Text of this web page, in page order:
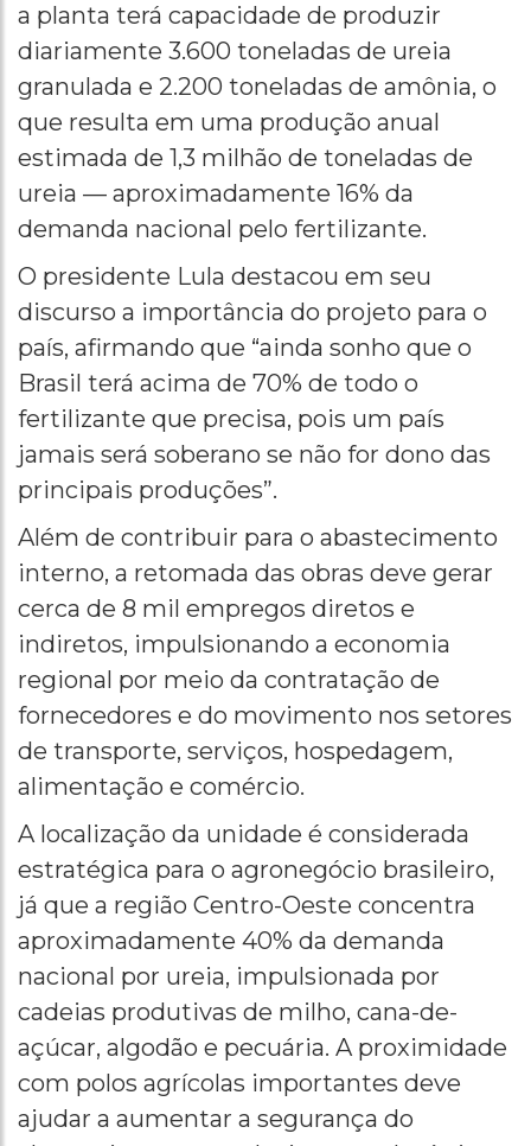
a planta terá capacidade de produzir
diariamente 3.600 toneladas de ureia
granulada e 2.200 toneladas de amônia, o
que resulta em uma produção anual
estimada de 1,3 milhão de toneladas de
ureia — aproximadamente 16% da
demanda nacional pelo fertilizante.
O presidente Lula destacou em seu
discurso a importância do projeto para o
país, afirmando que “ainda sonho que o
Brasil terá acima de 70% de todo o
fertilizante que precisa, pois um país
jamais será soberano se não for dono das
principais produções”.
Além de contribuir para o abastecimento
interno, a retomada das obras deve gerar
cerca de 8 mil empregos diretos e
indiretos, impulsionando a economia
regional por meio da contratação de
fornecedores e do movimento nos setores
de transporte, serviços, hospedagem,
alimentação e comércio.
A localização da unidade é considerada
estratégica para o agronegócio brasileiro,
já que a região Centro-Oeste concentra
aproximadamente 40% da demanda
nacional por ureia, impulsionada por
cadeias produtivas de milho, cana-de-
açúcar, algodão e pecuária. A proximidade
com polos agrícolas importantes deve
ajudar a aumentar a segurança do